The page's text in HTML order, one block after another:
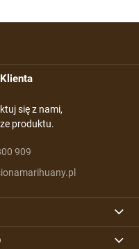
się z nami,
produktu.
909